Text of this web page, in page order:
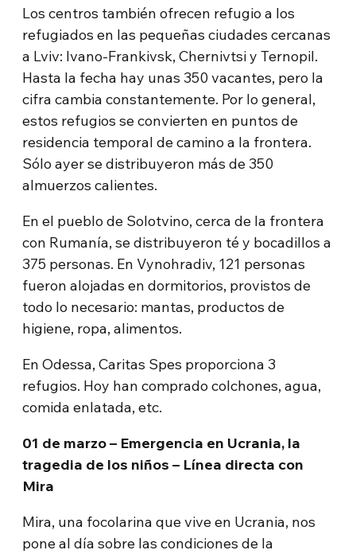
Los centros también ofrecen refugio a los
refugiados en las pequeñas ciudades cercanas
a Lviv: Ivano-Frankivsk, Chernivtsi y Ternopil.
Hasta la fecha hay unas 350 vacantes, pero la
cifra cambia constantemente. Por lo general,
estos refugios se convierten en puntos de
residencia temporal de camino a la frontera.
Sólo ayer se distribuyeron más de 350
almuerzos calientes.
En el pueblo de Solotvino, cerca de la frontera
con Rumanía, se distribuyeron té y bocadillos a
375 personas. En Vynohradiv, 121 personas
fueron alojadas en dormitorios, provistos de
todo lo necesario: mantas, productos de
higiene, ropa, alimentos.
En Odessa, Caritas Spes proporciona 3
refugios. Hoy han comprado colchones, agua,
comida enlatada, etc.
01 de marzo – Emergencia en Ucrania, la
tragedia de los niños – Línea directa con
Mira
Mira, una focolarina que vive en Ucrania, nos
pone al día sobre las condiciones de la